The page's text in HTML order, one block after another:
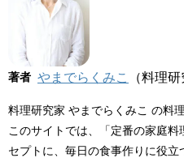
著者 やまでらくみこ （料理研
料理研究家 やまでらくみこ の料
このサイトでは、「定番の家庭
セプトに、毎日の食事作りに役